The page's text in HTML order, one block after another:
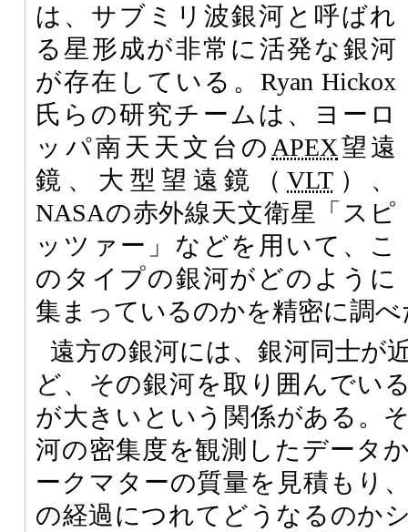
は、サブミリ波銀河と呼ばれ
る星形成が非常に活発な銀河
が存在している。Ryan Hickox
氏らの研究チームは、ヨーロ
ッパ南天天文台の APEX望遠
鏡、大型望遠鏡（ VLT ）、
NASAの赤外線天文衛星「スピ
ッツァー」などを用いて、こ
のタイプの銀河がどのように
集まっているのかを精密に調べ
遠方の銀河には、銀河同士が
ど、その銀河を取り囲んでい
が大きいという関係がある。
河の密集度を観測したデータ
ークマターの質量を見積もり
の経過につれてどうなるのか